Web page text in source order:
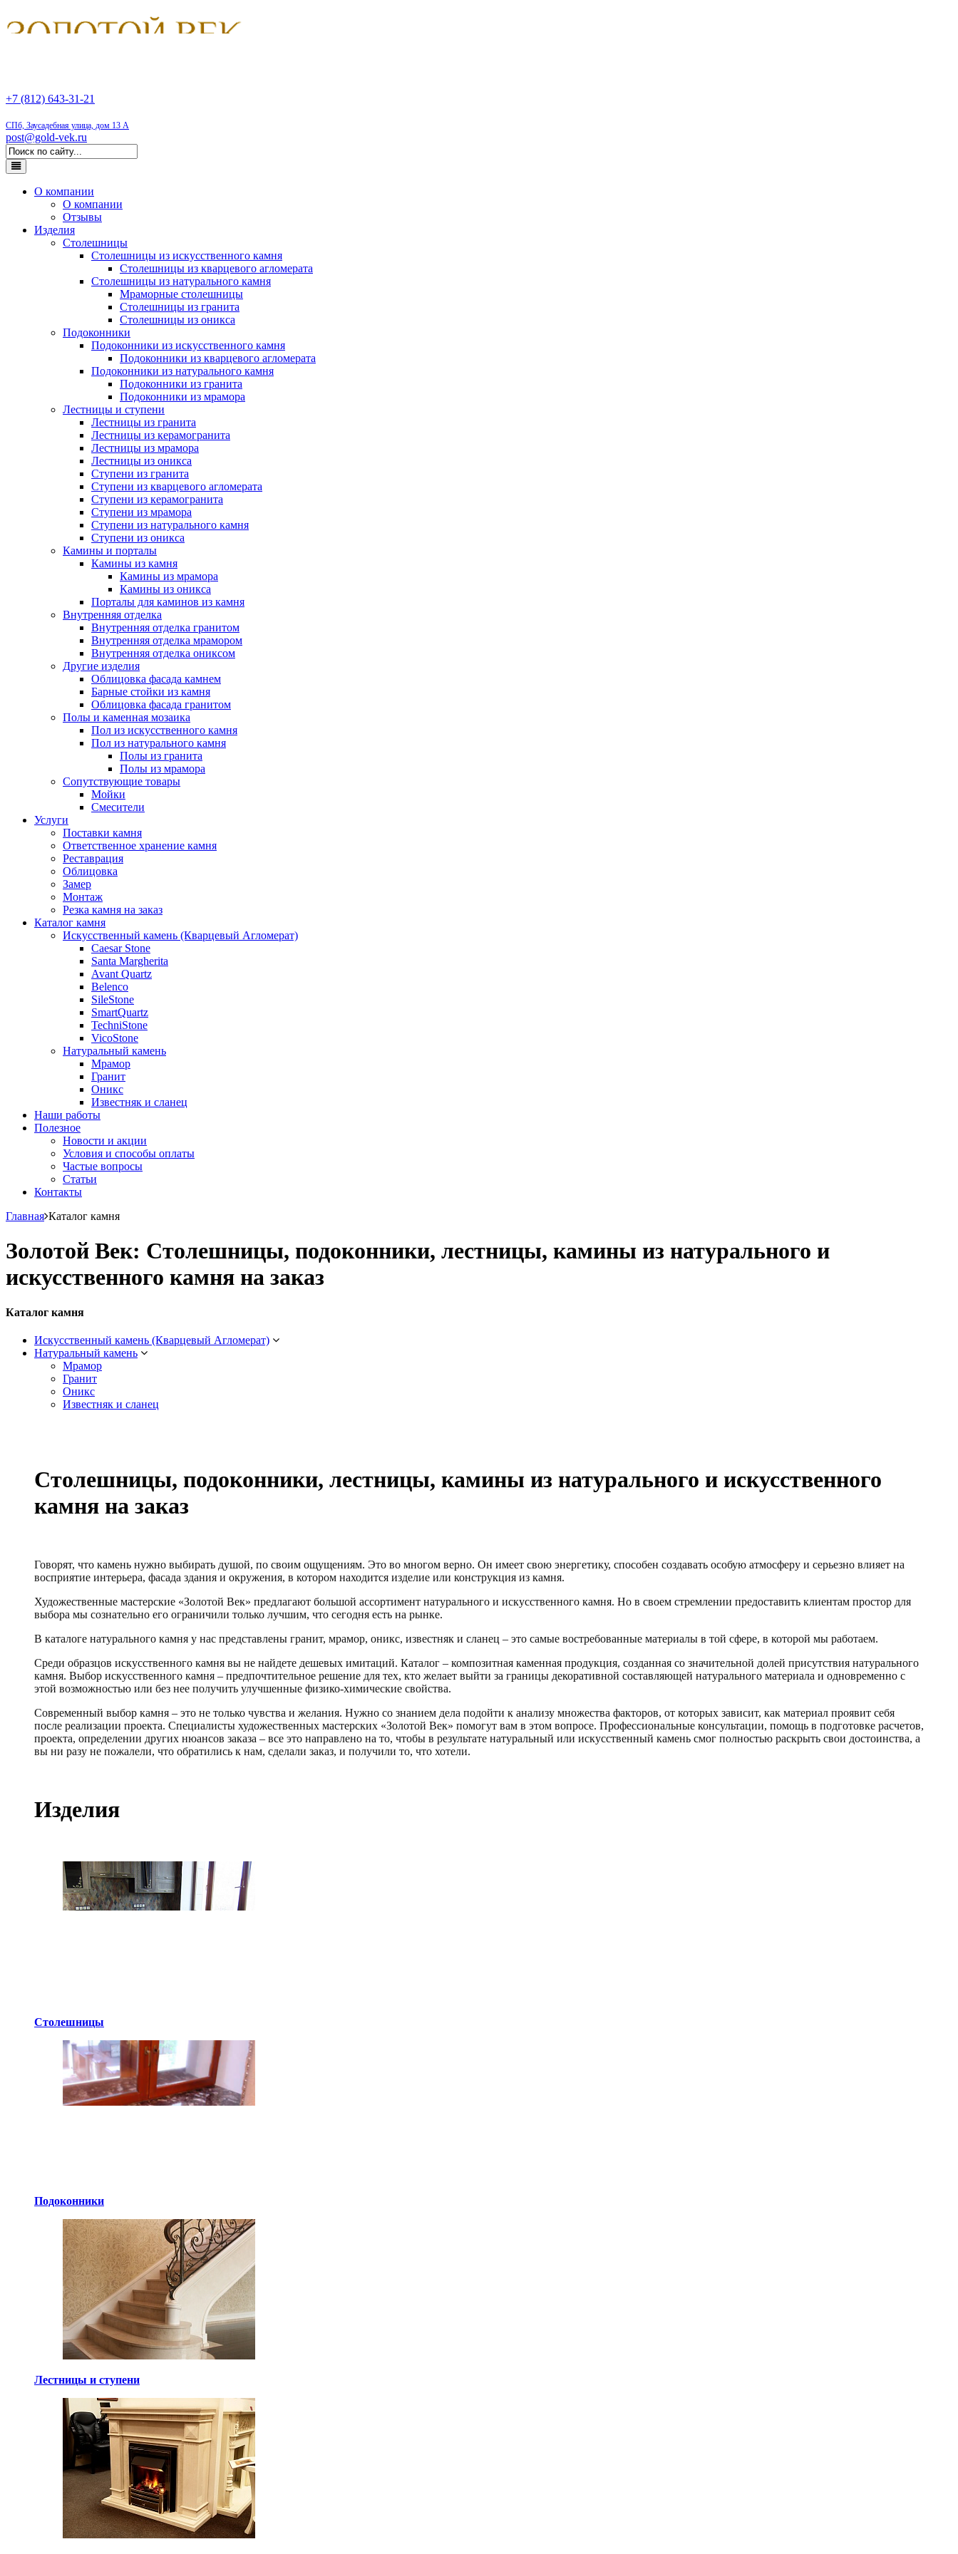
+7 (812) 643-31-21
СПб, Заусадебная улица, дом 13 А
post@gold-vek.ru
О компании
О компании
Отзывы
Изделия
Столешницы
Столешницы из искусственного камня
Столешницы из кварцевого агломерата
Столешницы из натурального камня
Мраморные столешницы
Столешницы из гранита
Столешницы из оникса
Подоконники
Подоконники из искусственного камня
Подоконники из кварцевого агломерата
Подоконники из натурального камня
Подоконники из гранита
Подоконники из мрамора
Лестницы и ступени
Лестницы из гранита
Лестницы из керамогранита
Лестницы из мрамора
Лестницы из оникса
Ступени из гранита
Ступени из кварцевого агломерата
Ступени из керамогранита
Ступени из мрамора
Ступени из натурального камня
Ступени из оникса
Камины и порталы
Камины из камня
Камины из мрамора
Камины из оникса
Порталы для каминов из камня
Внутренняя отделка
Внутренняя отделка гранитом
Внутренняя отделка мрамором
Внутренняя отделка ониксом
Другие изделия
Облицовка фасада камнем
Барные стойки из камня
Облицовка фасада гранитом
Полы и каменная мозаика
Пол из искусственного камня
Пол из натурального камня
Полы из гранита
Полы из мрамора
Сопутствующие товары
Мойки
Смесители
Услуги
Поставки камня
Ответственное хранение камня
Реставрация
Облицовка
Замер
Монтаж
Резка камня на заказ
Каталог камня
Искусственный камень (Кварцевый Агломерат)
Caesar Stone
Santa Margherita
Avant Quartz
Belenco
SileStone
SmartQuartz
TechniStone
VicoStone
Натуральный камень
Мрамор
Гранит
Оникс
Известняк и сланец
Наши работы
Полезное
Новости и акции
Условия и способы оплаты
Частые вопросы
Статьи
Контакты
Главная Каталог камня
Золотой Век: Столешницы, подоконники, лестницы, камины из натурального и
искусственного камня на заказ
Каталог камня
Искусственный камень (Кварцевый Агломерат)
Натуральный камень
Мрамор
Гранит
Оникс
Известняк и сланец
Столешницы, подоконники, лестницы, камины из натурального и искусственного
камня на заказ
Говорят, что камень нужно выбирать душой, по своим ощущениям. Это во многом верно. Он имеет свою энергетику, способен создавать особую атмосферу и серьезно влияет на
восприятие интерьера, фасада здания и окружения, в котором находится изделие или конструкция из камня.
Художественные мастерские «Золотой Век» предлагают большой ассортимент натурального и искусственного камня. Но в своем стремлении предоставить клиентам простор для
выбора мы сознательно его ограничили только лучшим, что сегодня есть на рынке.
В каталоге натурального камня у нас представлены гранит, мрамор, оникс, известняк и сланец – это самые востребованные материалы в той сфере, в которой мы работаем.
Среди образцов искусственного камня вы не найдете дешевых имитаций. Каталог – композитная каменная продукция, созданная со значительной долей присутствия натурального
камня. Выбор искусственного камня – предпочтительное решение для тех, кто желает выйти за границы декоративной составляющей натурального материала и одновременно с
этой возможностью или без нее получить улучшенные физико-химические свойства.
Современный выбор камня – это не только чувства и желания. Нужно со знанием дела подойти к анализу множества факторов, от которых зависит, как материал проявит себя
после реализации проекта. Специалисты художественных мастерских «Золотой Век» помогут вам в этом вопросе. Профессиональные консультации, помощь в подготовке расчетов,
проекта, определении других нюансов заказа – все это направлено на то, чтобы в результате натуральный или искусственный камень смог полностью раскрыть свои достоинства, а
вы ни разу не пожалели, что обратились к нам, сделали заказ, и получили то, что хотели.
Изделия
Столешницы
Подоконники
Лестницы и ступени